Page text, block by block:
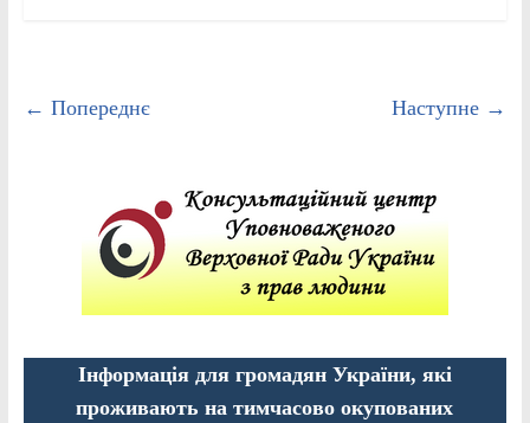
← Попереднє Наступне →
Інформація для громадян України, які
проживають на тимчасово окупованих